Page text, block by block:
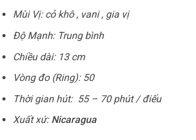
Mùi Vị: cỏ khô , vani , gia vị
Độ Mạnh: Trung bình
Chiều dài: 13 cm
Vòng đo (Ring): 50
Thời gian hút: 55 – 70 phút / điếu
Xuất xứ: Nicaragua